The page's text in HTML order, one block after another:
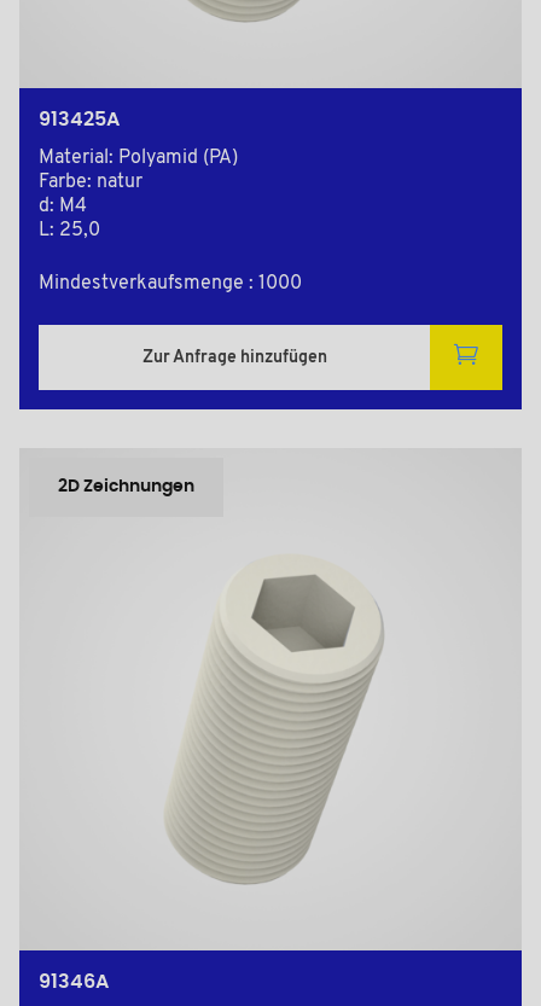
913425A
Material: Polyamid (PA)
Farbe: natur
d: M4
L: 25,0
Mindestverkaufsmenge : 1000
Zur Anfrage hinzufügen
2D Zeichnungen
91346A